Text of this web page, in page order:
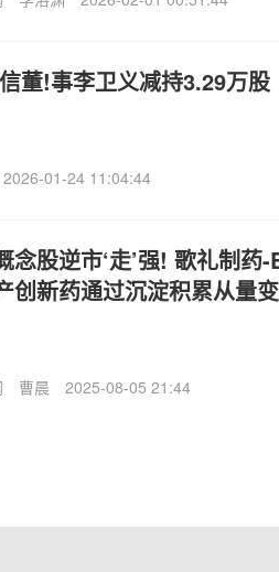
董!事李卫义减持3.29万股
2026-01-24 11:04:44
念股逆市‘走’强! 歌礼制药
创新药通过沉淀积累从量
曹晨 2025-08-05 21:44